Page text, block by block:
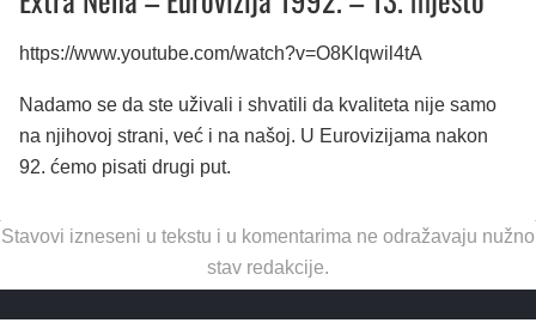
https://www.youtube.com/watch?v=O8Klqwil4tA
Nadamo se da ste uživali i shvatili da kvaliteta nije samo
na njihovoj strani, već i na našoj. U Eurovizijama nakon
92. ćemo pisati drugi put.
Stavovi izneseni u tekstu i u komentarima ne odražavaju nužno
stav redakcije.